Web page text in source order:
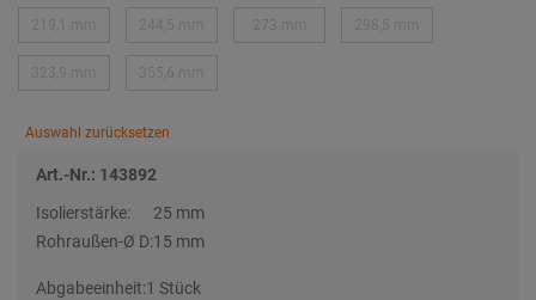
Auswahl zurücksetzen
Art.-Nr.: 143892
Isolierstärke:
25 mm
Rohraußen-Ø D:15 mm
Abgabeeinheit:1 Stück